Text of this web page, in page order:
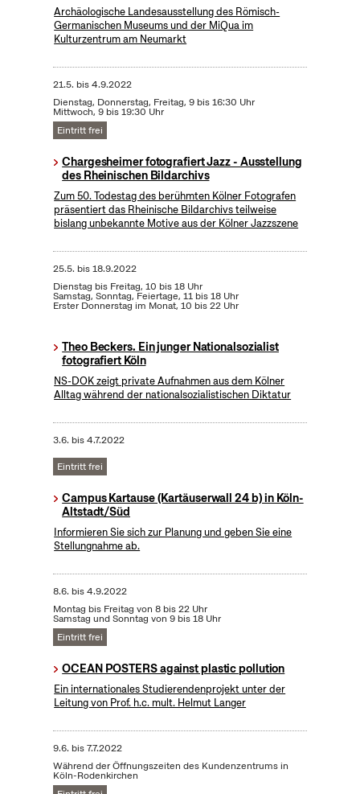
Archäologische Landesausstellung des Römisch-
Germanischen Museums und der MiQua im
Kulturzentrum am Neumarkt
21.5. bis4.9.2022
Dienstag, Donnerstag, Freitag, 9 bis 16:30 Uhr
Mittwoch, 9 bis 19:30 Uhr
Eintritt frei
Chargesheimer fotografiert Jazz - Ausstellung
des Rheinischen Bildarchivs
Zum 50. Todestag des berühmten Kölner Fotografen
präsentiert das Rheinische Bildarchivs teilweise
bislang unbekannte Motive aus der Kölner Jazzszene
25.5. bis18.9.2022
Dienstag bis Freitag, 10 bis 18 Uhr
Samstag, Sonntag, Feiertage, 11 bis 18 Uhr
Erster Donnerstag im Monat, 10 bis 22 Uhr
Theo Beckers. Ein junger Nationalsozialist
fotografiert Köln
NS-DOK zeigt private Aufnahmen aus dem Kölner
Alltag während der nationalsozialistischen Diktatur
3.6. bis4.7.2022
Eintritt frei
Campus Kartause (Kartäuserwall 24 b) in Köln-
Altstadt/Süd
Informieren Sie sich zur Planung und geben Sie eine
Stellungnahme ab.
8.6. bis4.9.2022
Montag bis Freitag von 8 bis 22 Uhr
Samstag und Sonntag von 9 bis 18 Uhr
Eintritt frei
OCEAN POSTERS against plastic pollution
Ein internationales Studierendenprojekt unter der
Leitung von Prof. h.c. mult. Helmut Langer
9.6. bis7.7.2022
Während der Öffnungszeiten des Kundenzentrums in
Köln-Rodenkirchen